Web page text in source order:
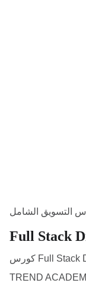
التسويق الشامل
Full Stack
TREND